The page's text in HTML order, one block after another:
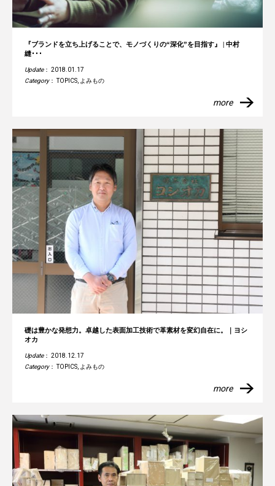
『ブランドを立ち上げることで、モノづくりの“深化”を目指す』 | 中村
縫･･･
Update： 2018.01.17
Category：TOPICS よみもの
more
礎は豊かな発想力。卓越した表面加工技術で革素材を変幻自在に。｜ヨシ
オカ
Update： 2018.12.17
Category：TOPICS よみもの
more